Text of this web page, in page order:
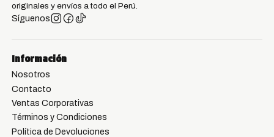
originales y envíos a todo el Perú.
Síguenos
Información
Nosotros
Contacto
Ventas Corporativas
Términos y Condiciones
Política de Devoluciones